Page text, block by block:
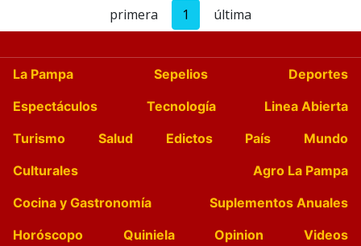
primera 1 última
La Pampa Sepelios
Deportes
Espectáculos
Tecnología
Linea Abierta
Turismo
Salud Edictos País
Mundo
Culturales
Agro La Pampa
Cocina y Gastronomía
Suplementos Anuales
Horóscopo
Quiniela Opinion
Videos